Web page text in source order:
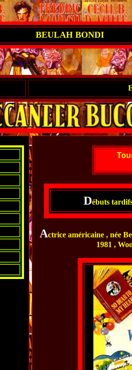
BEULAH BONDI
Débuts
Actrice américaine , née
1981 ,